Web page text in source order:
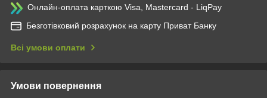
Онлайн-оплата карткою Visa, Mastercard - LiqPay
Безготівковий розрахунок на карту Приват Банку
Всі умови оплати
Умови повернення